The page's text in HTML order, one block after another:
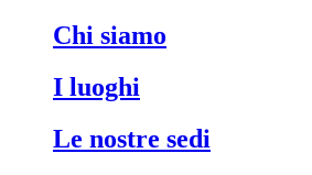
chi siamo
i luoghi
le nostre sedi